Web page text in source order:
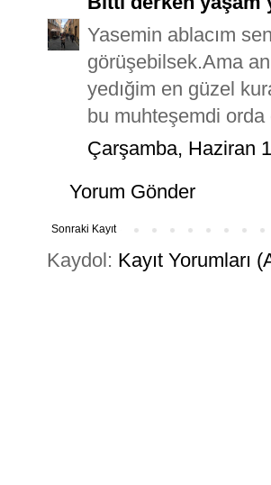
Yasemin ablacım
görüşebilsek.Ama
yedığim en güzel
bu muhteşemdi
Çarşamba, Haziran
Yorum Gönder
Sonraki Kayıt
Kaydol: Kayıt Yorumları